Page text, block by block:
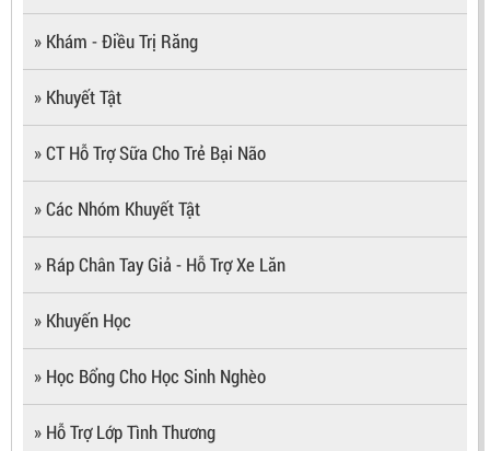
» Khám - Điều Trị Răng
» Khuyết Tật
» CT Hỗ Trợ Sữa Cho Trẻ Bại Não
» Các Nhóm Khuyết Tật
» Ráp Chân Tay Giả - Hỗ Trợ Xe Lăn
» Khuyến Học
» Học Bổng Cho Học Sinh Nghèo
» Hỗ Trợ Lớp Tình Thương